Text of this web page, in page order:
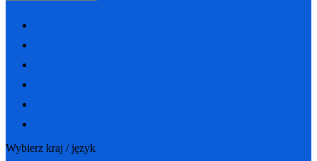
Wybierz kraj / język